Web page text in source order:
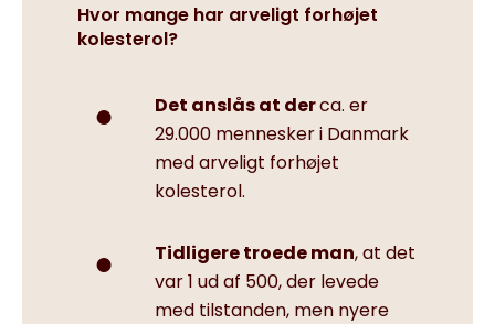
Hvor mange har arveligt forhøjet
kolesterol?
Det anslås at derca. er
29.000 mennesker i Danmark
med arveligt forhøjet
kolesterol.
Tidligere troede man, at det
var 1 ud af 500, der levede
med tilstanden, men nyere